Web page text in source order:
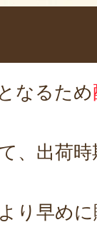
シャリ
いは、
なるため
、出荷
り早め